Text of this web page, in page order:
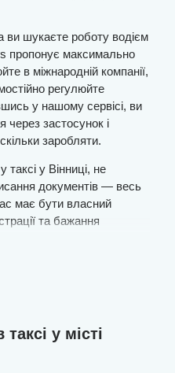
ви шукаєте роботу водієм
пропонує максимально
в міжнародній компанії,
регулюйте
у нашому сервісі, ви
через застосунок і
заробляти.
у Вінниці, не
документів — весь
має бути власний
та бажання
онлайн і чекайте на
швидко — наші
та завантажують усі
працювати без
у місті